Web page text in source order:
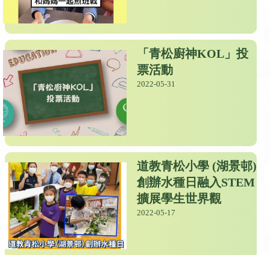
「青松廚神KOL」投
票活動
2022-05-31
道教青松小學 (湖景邨)
創辦水種日融入STEM
擴展學生世界觀
2022-05-17